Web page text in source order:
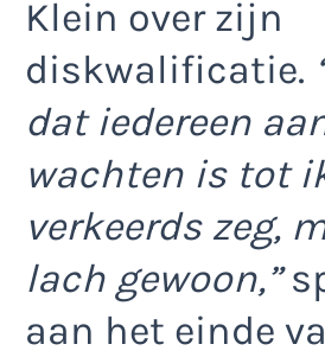
Klein over zijn
diskwalificatie.
dat iedereen
wachten is tot
verkeerds zeg,
lach gewoon,”
aan het einde